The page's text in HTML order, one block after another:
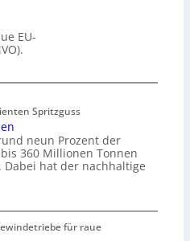
EU-
Spritzguss
neun Prozent der
360 Millionen Tonnen
hat der nachhaltige
für raue